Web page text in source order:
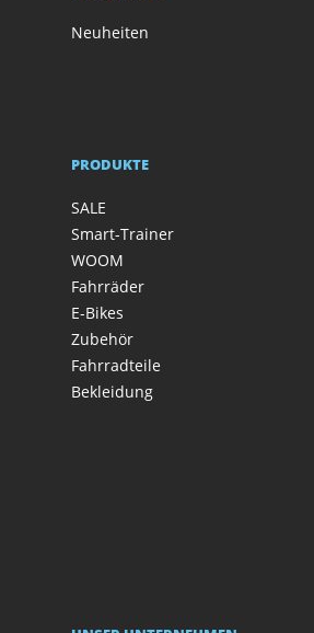
Neuheiten
PRODUKTE
SALE
Smart-Trainer
WOOM
Fahrräder
E-Bikes
Zubehör
Fahrradteile
Bekleidung